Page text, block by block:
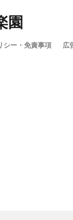
園
シー・免責事項 広